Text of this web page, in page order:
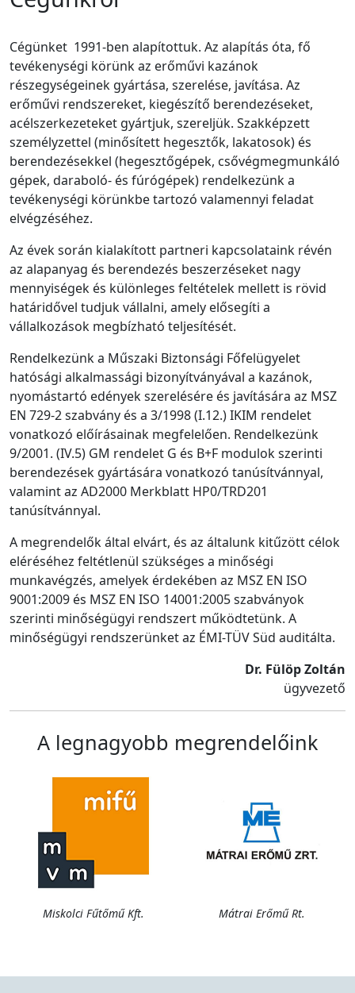
Cégünket 1991-ben alapítottuk. Az alapítás óta, fő
tevékenységi körünk az erőművi kazánok
részegységeinek gyártása, szerelése, javítása. Az
erőművi rendszereket, kiegészítő berendezéseket,
acélszerkezeteket gyártjuk, szereljük. Szakképzett
személyzettel (minősített hegesztők, lakatosok) és
berendezésekkel (hegesztőgépek, csővégmegmunkáló
gépek, daraboló- és fúrógépek) rendelkezünk a
tevékenységi körünkbe tartozó valamennyi feladat
elvégzéséhez.
Az évek során kialakított partneri kapcsolataink révén
az alapanyag és berendezés beszerzéseket nagy
mennyiségek és különleges feltételek mellett is rövid
határidővel tudjuk vállalni, amely elősegíti a
vállalkozások megbízható teljesítését.
Rendelkezünk a Műszaki Biztonsági Főfelügyelet
hatósági alkalmassági bizonyítványával a kazánok,
nyomástartó edények szerelésére és javítására az MSZ
EN 729-2 szabvány és a 3/1998 (I.12.) IKIM rendelet
vonatkozó előírásainak megfelelően. Rendelkezünk
9/2001. (IV.5) GM rendelet G és B+F modulok szerinti
berendezések gyártására vonatkozó tanúsítvánnyal,
valamint az AD2000 Merkblatt HP0/TRD201
tanúsítvánnyal.
A megrendelők által elvárt, és az általunk kitűzött célok
eléréséhez feltétlenül szükséges a minőségi
munkavégzés, amelyek érdekében az MSZ EN ISO
9001:2009 és MSZ EN ISO 14001:2005 szabványok
szerinti minőségügyi rendszert működtetünk. A
minőségügyi rendszerünket az ÉMI-TÜV Süd auditálta.
Dr. Fülöp Zoltán
ügyvezető
A legnagyobb megrendelőink
Miskolci Fűtőmű Kft. Mátrai Erőmű Rt.